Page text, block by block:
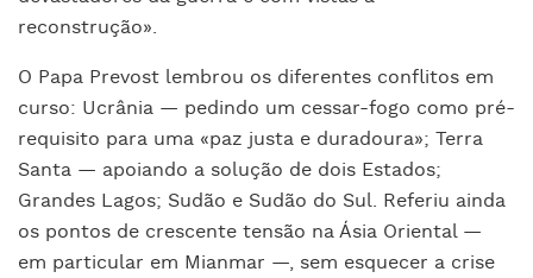
reconstrução».
O Papa Prevost lembrou os diferentes conflitos em
curso: Ucrânia — pedindo um cessar-fogo como pré-
requisito para uma «paz justa e duradoura»; Terra
Santa — apoiando a solução de dois Estados;
Grandes Lagos; Sudão e Sudão do Sul. Referiu ainda
os pontos de crescente tensão na Ásia Oriental —
em particular em Mianmar —, sem esquecer a crise